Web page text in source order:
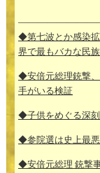
◆第七波とか感染
界で最もバカな民
◆安倍元総理銃撃
手がいる検証
◆子供をめぐる深
◆参院選は史上最
◆安倍元総理 銃撃